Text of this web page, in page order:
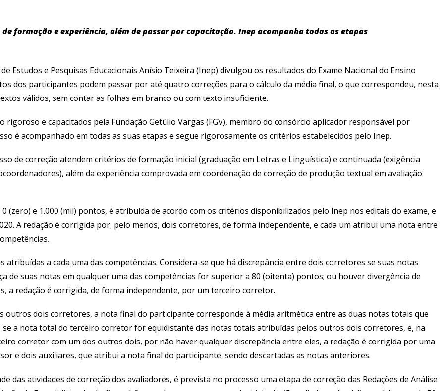
formação e experiência, além de passar por capacitação. Inep acompanha todas as etapas
Estudos e Pesquisas Educacionais Anísio Teixeira (Inep) divulgou os resultados do Exame Nacional do Ensino
dos participantes podem passar por até quatro correções para o cálculo da média final, o que correspondeu, nesta
válidos, sem contar as folhas em branco ou com texto insuficiente.
e capacitados pela Fundação Getúlio Vargas (FGV), membro do consórcio aplicador responsável por
é acompanhado em todas as suas etapas e segue rigorosamente os critérios estabelecidos pelo Inep.
de correção atendem critérios de formação inicial (graduação em Letras e Linguística) e continuada (exigência
além da experiência comprovada em coordenação de correção de produção textual em avaliação
(zero) e 1.000 (mil) pontos, é atribuída de acordo com os critérios disponibilizados pelo Inep nos editais do exame, e
A redação é corrigida por, pelo menos, dois corretores, de forma independente, e cada um atribui uma nota entre
a cada uma das competências. Considera-se que há discrepância entre dois corretores se suas notas
de suas notas em qualquer uma das competências for superior a 80 (oitenta) pontos; ou houver divergência de
a redação é corrigida, de forma independente, por um terceiro corretor.
dois corretores, a nota final do participante corresponde à média aritmética entre as duas notas totais que
se a nota total do terceiro corretor for equidistante das notas totais atribuídas pelos outros dois corretores, e, na
corretor com um dos outros dois, por não haver qualquer discrepância entre eles, a redação é corrigida por uma
e dois auxiliares, que atribui a nota final do participante, sendo descartadas as notas anteriores.
das atividades de correção dos avaliadores, é prevista no processo uma etapa de correção das Redações de Análise